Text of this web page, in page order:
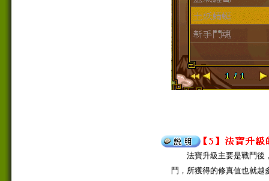
法寶升級主要是戰鬥後，
鬥，所獲得的修真值也就越